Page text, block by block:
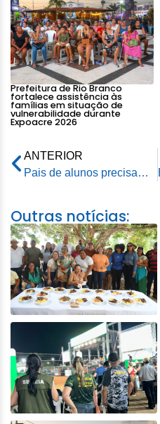
Prefeitura de Rio Branco
fortalece assistência às
famílias em situação de
vulnerabilidade durante
Expoacre 2026
ANTERIOR
Pais de alunos precisam agendar recebimento de material impresso para aulas remotas da rede municipal
Outras notícias: